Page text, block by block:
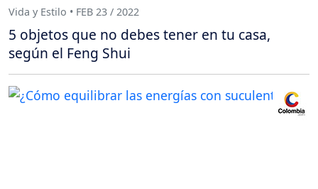
Vida y Estilo • FEB 23 / 2022
5 objetos que no debes tener en tu casa,
según el Feng Shui